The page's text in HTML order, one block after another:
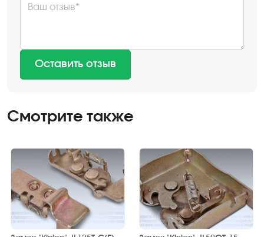
Ваш отзыв*
Оставить отзыв
Смотрите также